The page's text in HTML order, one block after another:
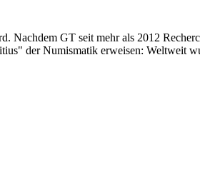
GT seit mehr als 2012
der Numismatik erweisen: Weltweit